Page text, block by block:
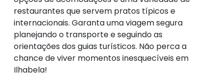
restaurantes que servem pratos típicos e
internacionais. Garanta uma viagem segura
planejando o transporte e seguindo as
orientações dos guias turísticos. Não perca a
chance de viver momentos inesquecíveis em
Ilhabela!